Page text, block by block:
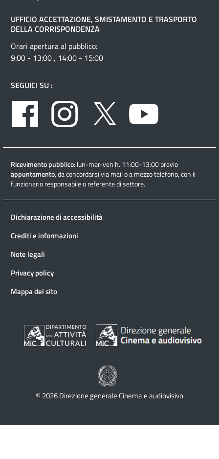
UFFICIO ACCETTAZIONE, SMISTAMENTO E TRASPORTO
DELLA CORRISPONDENZA
Orari apertura al pubblico:
9:00 - 13:00 , 14:00 - 15:00
SEGUICI SU :
Facebook
Instagram Twitter
Ricevimento pubblico: lun-mer-ven h. 11:00-13:00 previo
appuntamento, da concordarsi via mail o a mezzo telefono, con il
funzionario responsabile o referente di settore.
Dichiarazione di accessibilità
Crediti e informazioni
Note legali
Privacy policy
Mappa del sito
© 2026 Direzione generale Cinema e audiovisivo